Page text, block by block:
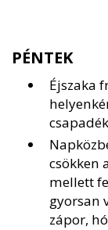
PÉNTEK
Éjszaka
csökken
mellett
gyorsan
zápor,